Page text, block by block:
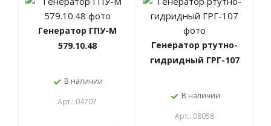
Генератор ГПУ-М
579.10.48
В наличии
Арт.: 04707
Генератор ртутно-
гидридный ГРГ-107
В наличии
Арт.: 08058